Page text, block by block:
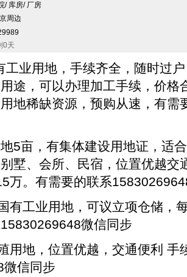
/ 库房/ 厂房
周边
0天
工业用地，手续齐全，随时过
途，可以办理加工手续，价格
地稀缺资源，预购从速，有
5亩，有集体建设用地证，适
墅、会所、民宿，位置优越交
万。有需要的联系
有工业用地，可议立项仓储，
微信同步
用地，位置优越，交通便利 手
微信同步